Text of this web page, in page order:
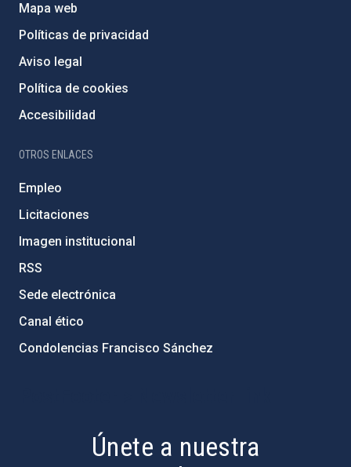
Mapa web
Políticas de privacidad
Aviso legal
Política de cookies
Accesibilidad
OTROS ENLACES
Empleo
Licitaciones
Imagen institucional
RSS
Sede electrónica
Canal ético
Condolencias Francisco Sánchez
Únete a nuestra